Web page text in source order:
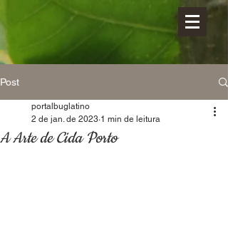
Post
A Arte de Cida Porto
portalbuglatino
2 de jan. de 2023 1 min de leitura